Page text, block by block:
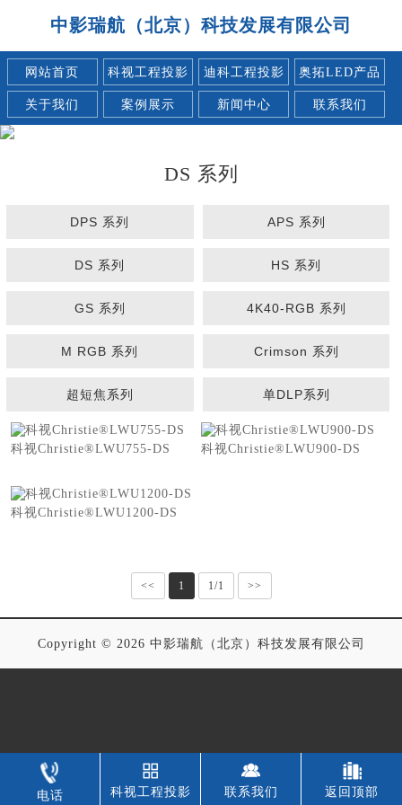
中影瑞航（北京）科技发展有限公司
网站首页 科视工程投影 迪科工程投影 奥拓LED产品
关于我们 案例展示 新闻中心 联系我们
DS 系列
DPS 系列 APS 系列
DS 系列 HS 系列
GS 系列 4K40-RGB 系列
M RGB 系列 Crimson 系列
超短焦系列 单DLP系列
科视Christie®LWU755-DS 科视Christie®LWU900-DS
科视Christie®LWU1200-DS
<< 1 1/1 >>
Copyright © 2026 中影瑞航（北京）科技发展有限公司
电话 科视工程投影 联系我们 返回顶部